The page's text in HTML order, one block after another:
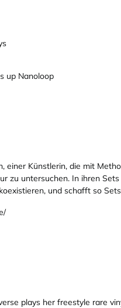
up Nanoloop
einer Künstlerin, die mit
zu untersuchen. In ihren
und schafft so
plays her freestyle rare